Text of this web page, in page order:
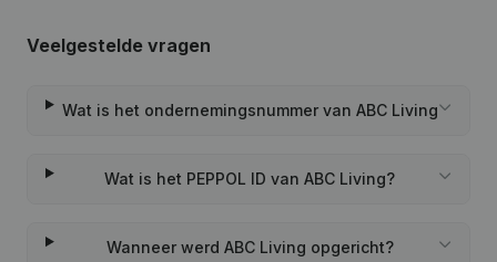
Veelgestelde vragen
Wat is het ondernemingsnummer van ABC Living
Wat is het PEPPOL ID van ABC Living?
Wanneer werd ABC Living opgericht?